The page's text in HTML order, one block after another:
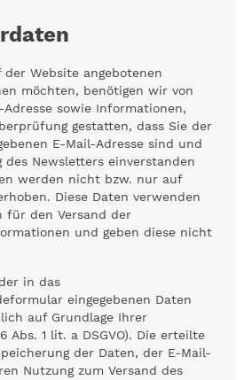
Website angebotenen
möchten, benötigen wir von
sowie Informationen,
gestatten, dass Sie der
E-Mail-Adresse sind und
des Newsletters einverstanden
werden nicht bzw. nur auf
Diese Daten verwenden
für den Versand der
und geben diese nicht
in das
eingegebenen Daten
auf Grundlage Ihrer
Abs. 1 lit. a DSGVO). Die erteilte
der Daten, der E-Mail-
Nutzung zum Versand des